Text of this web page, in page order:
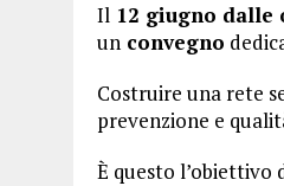
Il 12 giugno dalle
un convegno
Costruire una rete
prevenzione e
È questo l’obiettivo